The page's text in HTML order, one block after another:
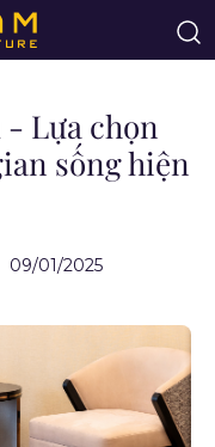
- Lựa chọn
sống hiện
09/01/2025